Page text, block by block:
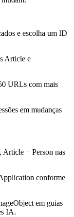
e escolha um ID
Article e
URLs com mais
em mudanças
Article + Person nas
conforme
em guias
IA.